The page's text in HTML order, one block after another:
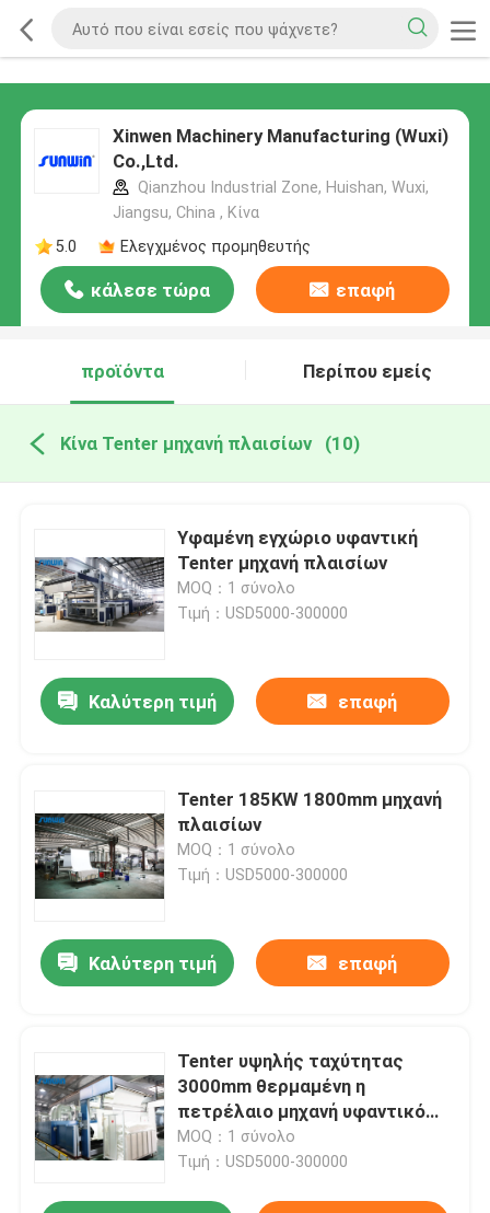
Xinwen Machinery Manufacturing (Wuxi)
Co.,Ltd.
Qianzhou Industrial Zone, Huishan, Wuxi,
Jiangsu, China , Κίνα
5.0
Ελεγχμένος προμηθευτής
κάλεσε τώρα επαφή
προϊόντα Περίπου εμείς
Κίνα Tenter μηχανή πλαισίων (10)
Υφαμένη εγχώριο υφαντική
Tenter μηχανή πλαισίων
MOQ：1 σύνολο
Τιμή：USD5000-300000
Καλύτερη τιμή επαφή
Tenter 185KW 1800mm μηχανή
πλαισίων
MOQ：1 σύνολο
Τιμή：USD5000-300000
Καλύτερη τιμή επαφή
Tenter υψηλής ταχύτητας
3000mm θερμαμένη η
πετρέλαιο μηχανή υφαντικό
Tentering πλαισίων για πλέκει
υφαμένος
MOQ：1 σύνολο
Τιμή：USD5000-300000